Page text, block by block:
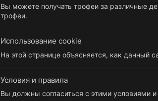
Вы можете получать трофеи за различные
трофеи.
Использование cookie
На этой странице объясняется, как данный
Условия и правила
Вы должны согласиться с этими условиями